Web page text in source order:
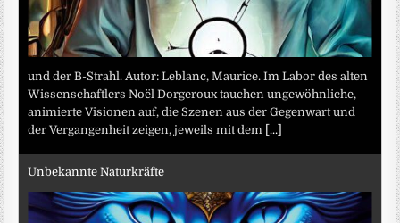
und der B-Strahl. Autor: Leblanc, Maurice. Im Labor des alten
Wissenschaftlers Noël Dorgeroux tauchen ungewöhnliche,
animierte Visionen auf, die Szenen aus der Gegenwart und
der Vergangenheit zeigen, jeweils mit dem [...]
Unbekannte Naturkräfte